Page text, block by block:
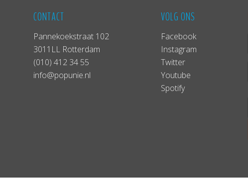
CONTACT
Pannekoekstraat 102
3011LL Rotterdam
(010) 412 34 55
info@popunie.nl
VOLG ONS
Facebook
Instagram
Twitter
Youtube
Spotify